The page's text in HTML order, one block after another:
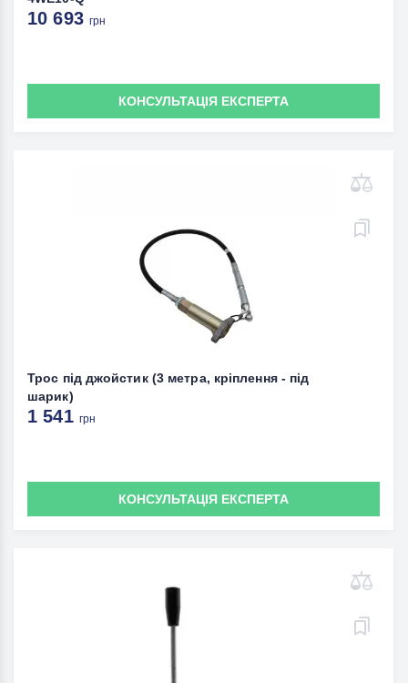
10 693грн
КОНСУЛЬТАЦІЯ ЕКСПЕРТА
Трос під джойстик (3 метра, кріплення - під
шарик)
1 541 грн
КОНСУЛЬТАЦІЯ ЕКСПЕРТА